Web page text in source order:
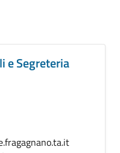
e Segreteria